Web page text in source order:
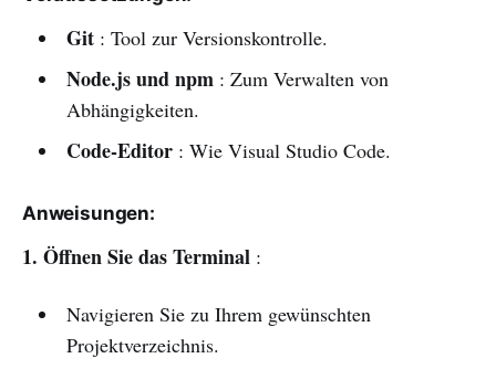
Git: Tool zur Versionskontrolle.
Node.js und npm: Zum Verwalten von
Abhängigkeiten.
Code-Editor: Wie Visual Studio Code.
Anweisungen:
1. Öffnen Sie das Terminal :
Navigieren Sie zu Ihrem gewünschten
Projektverzeichnis.